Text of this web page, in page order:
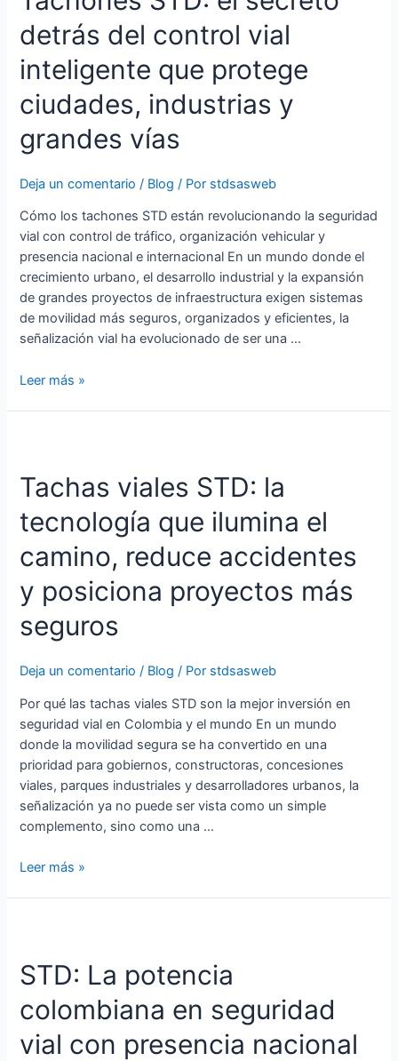
detrás del control vial
inteligente que protege
ciudades, industrias y
grandes vías
Deja un comentario / Blog / Por stdsasweb
Cómo los tachones STD están revolucionando la seguridad
vial con control de tráfico, organización vehicular y
presencia nacional e internacional En un mundo donde el
crecimiento urbano, el desarrollo industrial y la expansión
de grandes proyectos de infraestructura exigen sistemas
de movilidad más seguros, organizados y eficientes, la
señalización vial ha evolucionado de ser una …
secreto
detrás
control
vial
inteligente
que
protege
ciudades,
y
grandes
vías
Leer más »
Tachas viales STD: la
tecnología que ilumina el
camino, reduce accidentes
y posiciona proyectos más
seguros
Deja un comentario / Blog / Por stdsasweb
Por qué las tachas viales STD son la mejor inversión en
seguridad vial en Colombia y el mundo En un mundo
donde la movilidad segura se ha convertido en una
prioridad para gobiernos, constructoras, concesiones
viales, parques industriales y desarrolladores urbanos, la
señalización ya no puede ser vista como un simple
complemento, sino como una …
STD:
la
tecnología
ilumina
el
camino,
reduce
accidentes
y
proyectos
más
seguros
Leer más »
STD: La potencia
colombiana en seguridad
vial con presencia nacional
potencia
colombiana
en
vial